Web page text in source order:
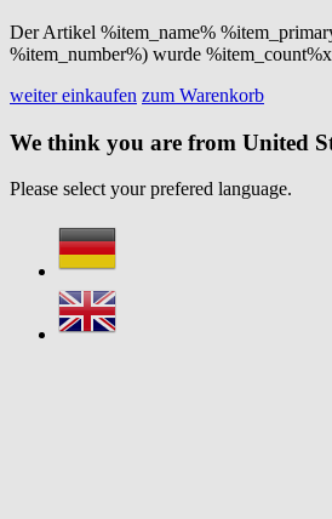
Der Artikel %item_name%
%item_number%) wurde
weiter einkaufen zum Warenkorb
We think you are from United
Please select your prefered language.